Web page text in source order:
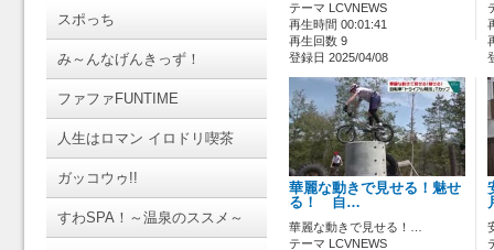
スポっち
み～んなげんきっず！
ファファFUNTIME
人生はロマン イロドリ喫茶
ガッコウゥ!!
すわSPA！～温泉のススメ～
テーマ LCVNEWS
再生時間 00:01:41
再生回数 9
登録日 2025/04/08
華麗な動きで見せる！魅せ
る！ 自…
華麗な動きで見せる！…
テーマ LCVNEWS